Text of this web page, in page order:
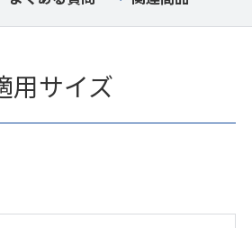
用サイズ